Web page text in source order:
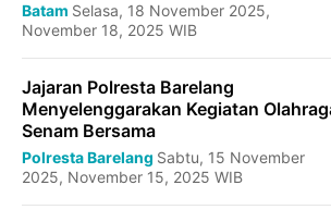
Batam Selasa, 18 November 2025,
November 18, 2025 WIB
Jajaran Polresta Barelang
Menyelenggarakan Kegiatan
Senam Bersama
Polresta Barelang Sabtu, 15 November
2025, November 15, 2025 WIB